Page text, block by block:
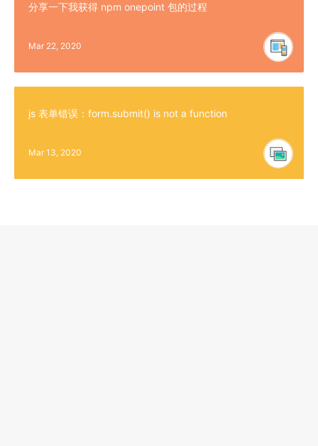
分享一下我获得 npm onepoint 包的过程
Mar 22, 2020
js 表单错误：form.submit() is not a function
Mar 13, 2020